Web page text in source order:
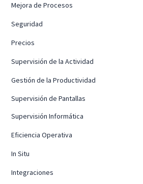
Mejora de Procesos
Seguridad
Precios
Supervisión de la Actividad
Gestión de la Productividad
Supervisión de Pantallas
Supervisión Informática
Eficiencia Operativa
In Situ
Integraciones